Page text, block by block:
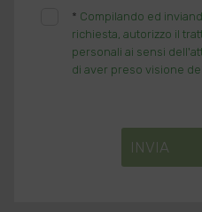
* Compilando ed
richiesta, autorizzo il
personali ai sensi
di aver preso visione
INVIA